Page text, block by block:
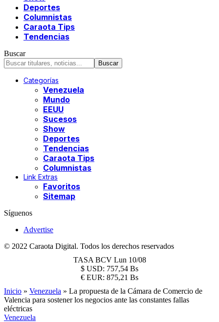
Deportes
Columnistas
Caraota Tips
Tendencias
Buscar
Categorías
Venezuela
Mundo
EEUU
Sucesos
Show
Deportes
Tendencias
Caraota Tips
Columnistas
Link Extras
Favoritos
Sitemap
Síguenos
Advertise
© 2022 Caraota Digital. Todos los derechos reservados
TASA BCV Lun 10/08
$ USD: 757,54 Bs
€ EUR: 875,21 Bs
Inicio » Venezuela » La propuesta de la Cámara de Comercio de
Valencia para sostener los negocios ante las constantes fallas
eléctricas
Venezuela